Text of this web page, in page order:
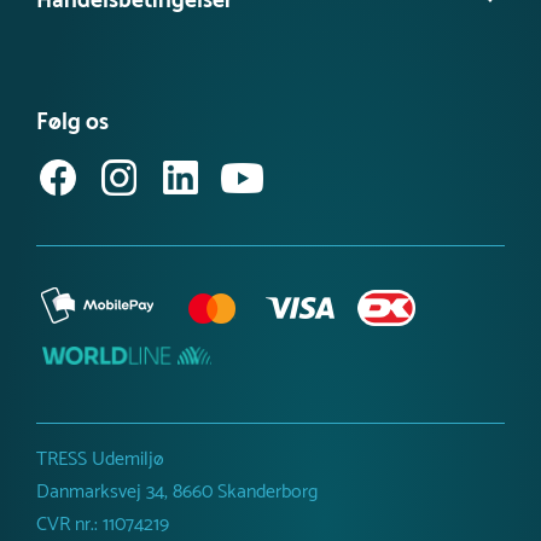
Få vores nyhedsbrev
Købsvilkår (erhverv)
Følg os
TRESS Udemiljø
Danmarksvej 34, 8660 Skanderborg
CVR nr.: 11074219